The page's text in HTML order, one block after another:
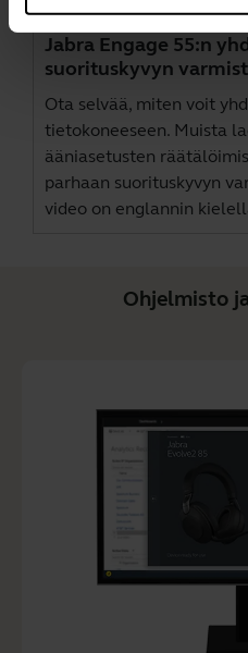
Jabra Engage 55:n
suorituskyvyn
Ota selvää, miten voit
tietokoneeseen. Muista
ääniasetusten
parhaan suorituskyvyn
video on englannin
Ohjelmisto